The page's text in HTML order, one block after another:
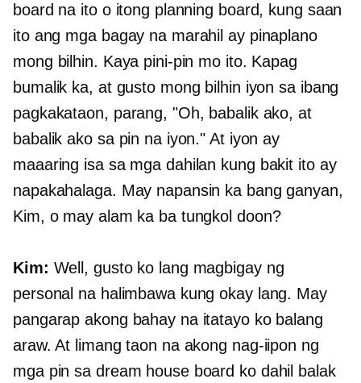
board na ito o itong planning board, kung saan
ito ang mga bagay na marahil ay pinaplano
mong bilhin. Kaya pini-pin mo ito. Kapag
bumalik ka, at gusto mong bilhin iyon sa ibang
pagkakataon, parang, "Oh, babalik ako, at
babalik ako sa pin na iyon." At iyon ay
maaaring isa sa mga dahilan kung bakit ito ay
napakahalaga. May napansin ka bang ganyan,
Kim, o may alam ka ba tungkol doon?
Kim: Well, gusto ko lang magbigay ng
personal na halimbawa kung okay lang. May
pangarap akong bahay na itatayo ko balang
araw. At limang taon na akong nag-iipon ng
mga pin sa dream house board ko dahil balak